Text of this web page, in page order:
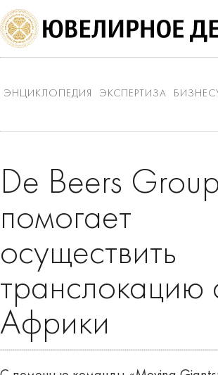
ЭНЦИКЛОПЕДИЯ ЭКСПЕРТИЗА
De Beers Group
помогает
осуществить
транслокацию
Африки